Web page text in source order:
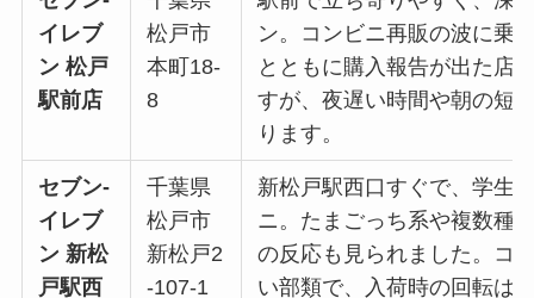
イレブ
ン 松戸
駅前店
松戸市
本町18-
8
ン。コンビニ再販の波に乗
とともに購入報告が出た店
すが、夜遅い時間や朝の短
ります。
セブン‐
イレブ
ン 新松
戸駅西
千葉県
松戸市
新松戸2
-107-1
新松戸駅西口すぐで、学生
ニ。たまごっち系や複数種
の反応も見られました。コ
い部類で、入荷時の回転は